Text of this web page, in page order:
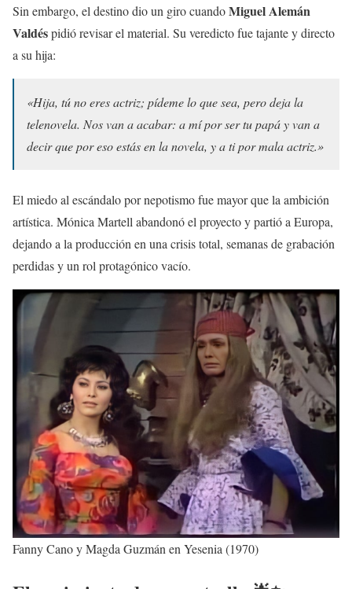
Sin embargo, el destino dio un giro cuandoMiguel Alemán
Valdéspidió revisar el material. Su veredicto fue tajante y directo
a su hija:
«Hija, tú no eres actriz; pídeme lo que sea, pero deja la
telenovela. Nos van a acabar: a mí por ser tu papá y van a
decir que por eso estás en la novela, y a ti por mala actriz.»
El miedo al escándalo por nepotismo fue mayor que la ambición
artística. Mónica Martell abandonó el proyecto y partió a Europa,
dejando a la producción en una crisis total, semanas de grabación
perdidas y un rol protagónico vacío.
Fanny Cano y Magda Guzmán en Yesenia (1970)